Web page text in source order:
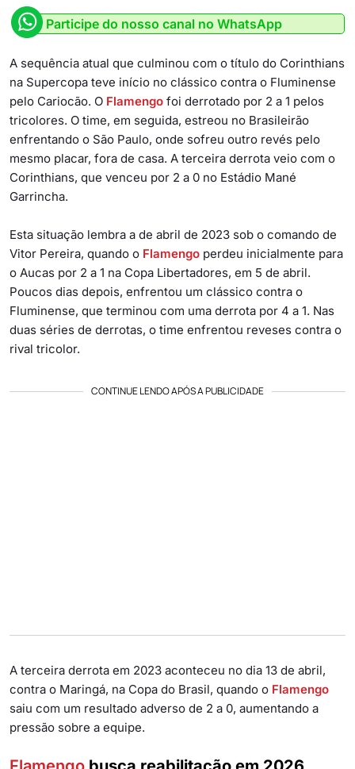
Participe do nosso canal no WhatsApp
A sequência atual que culminou com o título do Corinthians
na Supercopa teve início no clássico contra o Fluminense
pelo Cariocão. O Flamengo foi derrotado por 2 a 1 pelos
tricolores. O time, em seguida, estreou no Brasileirão
enfrentando o São Paulo, onde sofreu outro revés pelo
mesmo placar, fora de casa. A terceira derrota veio com o
Corinthians, que venceu por 2 a 0 no Estádio Mané
Garrincha.
Esta situação lembra a de abril de 2023 sob o comando de
Vitor Pereira, quando o Flamengo perdeu inicialmente para
o Aucas por 2 a 1 na Copa Libertadores, em 5 de abril.
Poucos dias depois, enfrentou um clássico contra o
Fluminense, que terminou com uma derrota por 4 a 1. Nas
duas séries de derrotas, o time enfrentou reveses contra o
rival tricolor.
CONTINUE LENDO APÓS A PUBLICIDADE
A terceira derrota em 2023 aconteceu no dia 13 de abril,
contra o Maringá, na Copa do Brasil, quando o Flamengo
saiu com um resultado adverso de 2 a 0, aumentando a
pressão sobre a equipe.